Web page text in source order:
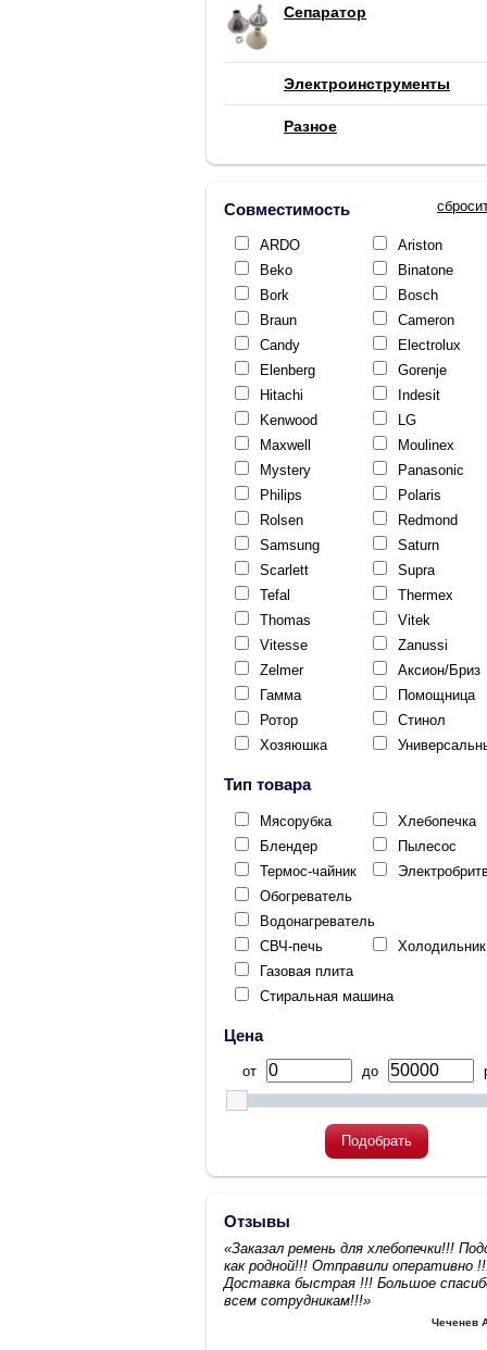
Сепаратор
Электроинструменты
Разное
Совместимость
ARDO
Ariston
Beko
Binatone
Bork
Bosch
Braun
Cameron
Candy
Electrolux
Elenberg
Gorenje
Hitachi
Indesit
Kenwood
LG
Maxwell
Moulinex
Mystery
Panasonic
Philips
Polaris
Rolsen
Redmond
Samsung
Saturn
Scarlett
Supra
Tefal
Thermex
Thomas
Vitek
Vitesse
Zanussi
Zelmer
Аксион/Бриз
Гамма
Помощница
Ротор
Стинол
Хозяюшка
Тип товара
Мясорубка
Хлебопечка
Блендер
Пылесос
Термос-чайник
Обогреватель
Водонагреватель
СВЧ-печь
Холодильник
Газовая плита
Стиральная машина
Цена
от до
Подобрать
Отзывы
«Заказал ремень для хлебопечки!!!
как родной!!! Отправили оперативно
Доставка быстрая !!! Большое
всем сотрудникам!!!»
Чеченев